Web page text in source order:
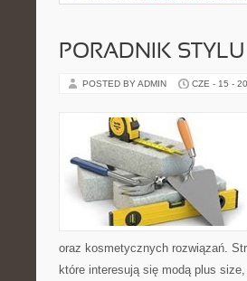
PORADNIK STYLU
POSTED BY ADMIN CZE - 15 -
oraz kosmetycznych rozwiązań.
które interesują się modą plus